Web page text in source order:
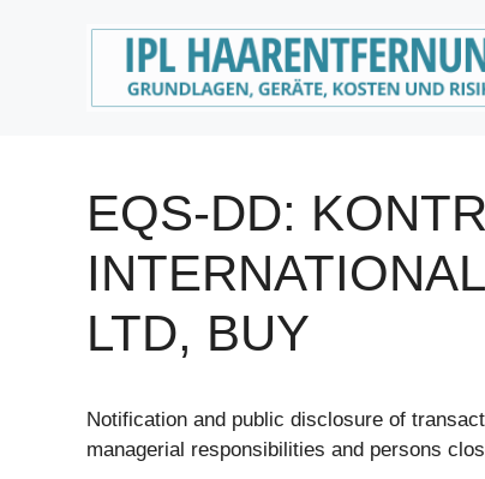
EQS-DD:
LTD, BUY
Notification and public disclosure of
managerial responsibilities and persons